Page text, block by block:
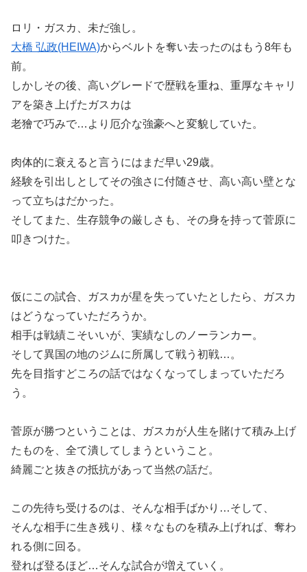
ロリ・ガスカ、未だ強し。
大橋 弘政(HEIWA)からベルトを奪い去ったのはもう8年も
前。
しかしその後、高いグレードで歴戦を重ね、重厚なキャリ
アを築き上げたガスカは
老獪で巧みで…より厄介な強豪へと変貌していた。
肉体的に衰えると言うにはまだ早い29歳。
経験を引出しとしてその強さに付随させ、高い高い壁とな
って立ちはだかった。
そしてまた、生存競争の厳しさも、その身を持って菅原に
叩きつけた。
仮にこの試合、ガスカが星を失っていたとしたら、ガスカ
はどうなっていただろうか。
相手は戦績こそいいが、実績なしのノーランカー。
そして異国の地のジムに所属して戦う初戦…。
先を目指すどころの話ではなくなってしまっていただろ
う。
菅原が勝つということは、ガスカが人生を賭けて積み上げ
たものを、全て潰してしまうということ。
綺麗ごと抜きの抵抗があって当然の話だ。
この先待ち受けるのは、そんな相手ばかり…そして、
そんな相手に生き残り、様々なものを積み上げれば、奪わ
れる側に回る。
登れば登るほど…そんな試合が増えていく。